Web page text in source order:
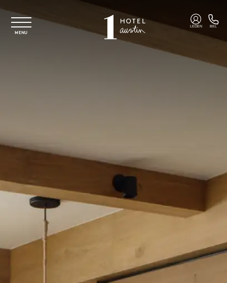
Overslaan naar hoofdinhoud
MENU
LEDEN BEL